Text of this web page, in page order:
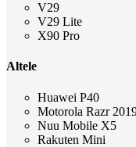
V29
V29 Lite
X90 Pro
Altele
Huawei P40
Motorola Razr
Nuu Mobile X5
Rakuten Mini